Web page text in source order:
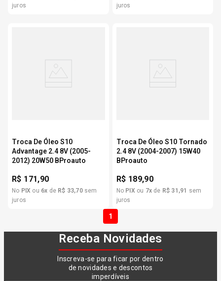
juros
juros
Troca De Óleo S10
Advantage 2.4 8V (2005-
2012) 20W50 BProauto
R$ 171,90
No PIX ou 6x de R$ 33,70sem
juros
Troca De Óleo S10 Tornado
2.4 8V (2004-2007) 15W40
BProauto
R$ 189,90
No PIX ou 7xde R$ 31 ,91 sem
juros
1
Receba Novidades
Inscreva-se para ficar por dentro
de novidades e descontos
imperdíveis